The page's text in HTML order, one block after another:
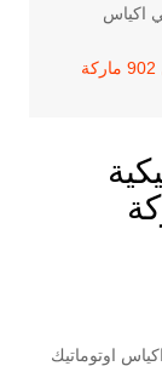
اكياس
ماكينة تعبئة وتغليف اتوماتيكية للنسكافية موديل 902 ماركة
ماركة
اوتوماتيك